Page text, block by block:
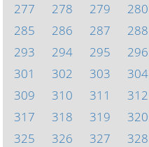
277
278 279 280
285
286 287 288
293
294 295 296
301
302 303 304
309
310 311 312
317
318 319 320
325
326 327 328